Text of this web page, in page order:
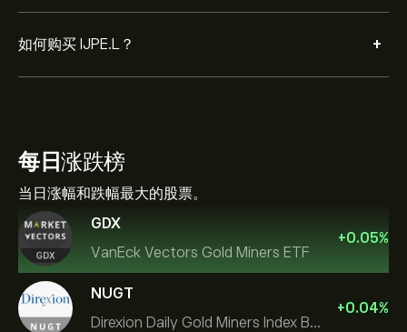
如何购买 IJPE.L？ +
每日涨跌榜
当日涨幅和跌幅最大的股票。
GDX
VanEck Vectors Gold Miners ETF
+0.05%
NUGT
Direxion Daily Gold Miners Index Bull 2X ETF
+0.04%